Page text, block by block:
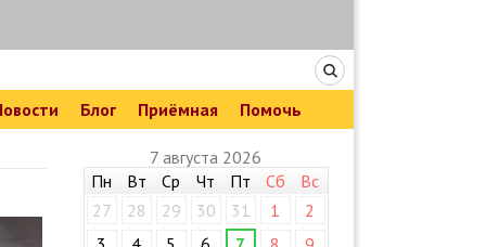
Блог Приёмная
Помочь
7 августа 2026
Пн
Вт Ср Чт Пт Сб
Вс
27
28 29 30 31 1
2